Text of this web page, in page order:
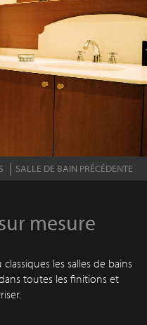
SALLE DE BAIN PRÉCÉDENTE
mesure
les salles de bains
toutes les finitions et